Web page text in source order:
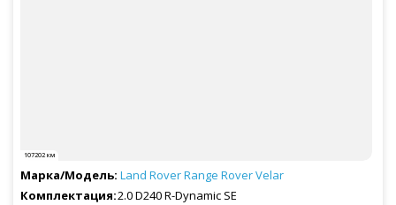
107202 км
Land RoverRange Rover Velar
2.0 D240 R-Dynamic SE